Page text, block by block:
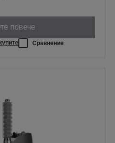
повече
Сравнение